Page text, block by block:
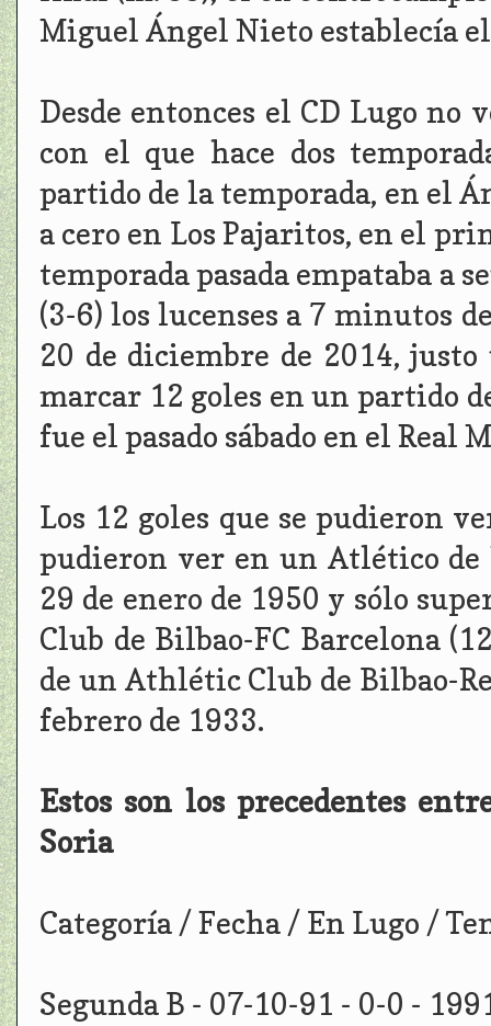
Miguel Ángel Nieto establecía
Desde entonces el CD Lugo no
con el que hace dos
partido de la temporada, en el
a cero en Los Pajaritos, en el
temporada pasada empataba a
(3-6) los lucenses a 7 minutos
20 de diciembre de 2014,
marcar 12 goles en un partido
fue el pasado sábado en el Real
Los 12 goles que se pudieron
pudieron ver en un Atlético
29 de enero de 1950 y sólo
Club de Bilbao-FC Barcelona
de un Athlétic Club de Bilbao-
febrero de 1933.
Estos son los precedentes
Soria
Categoría / Fecha / En Lugo /
Segunda B - 07-10-91 - 0-0 -